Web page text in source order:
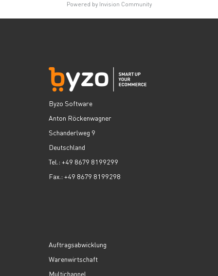
Powered by Invision Community
Byzo Software
Anton Röckenwagner
Schanderlweg 9
Deutschland
Tel.: +49 8679 8199299
Fax.: +49 8679 8199298
Auftragsabwicklung
Warenwirtschaft
Multichannel